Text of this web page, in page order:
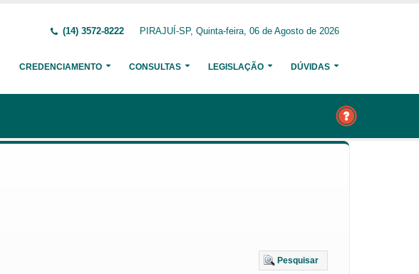
(14) 3572-8222 PIRAJUÍ-SP, Quinta-feira, 06 de Agosto de 2026
CREDENCIAMENTO CONSULTAS LEGISLAÇÃO DÚVIDAS
Pesquisar